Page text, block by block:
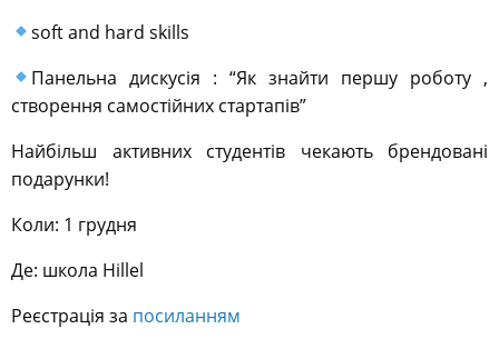
soft and hard skills
Панельна дискусія : “Як знайти першу роботу ,
створення самостійних стартапів”
Найбільш активних студентів чекають брендовані
подарунки!
Коли: 1 грудня
Де: школа Hillel
Реєстрація за посиланням